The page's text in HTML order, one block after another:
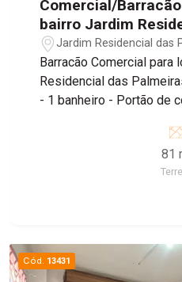
Comercial/
bairro Jardim
Palmeiras
Jardim Residencial das
Barracão Comercial para
Residencial das Palmeiras -
- 1 banheiro - Portão de correr
Palmeiras, sendo
Tropical, Padaria Estrela
Droga Raia, além de
81
Cód. 13431